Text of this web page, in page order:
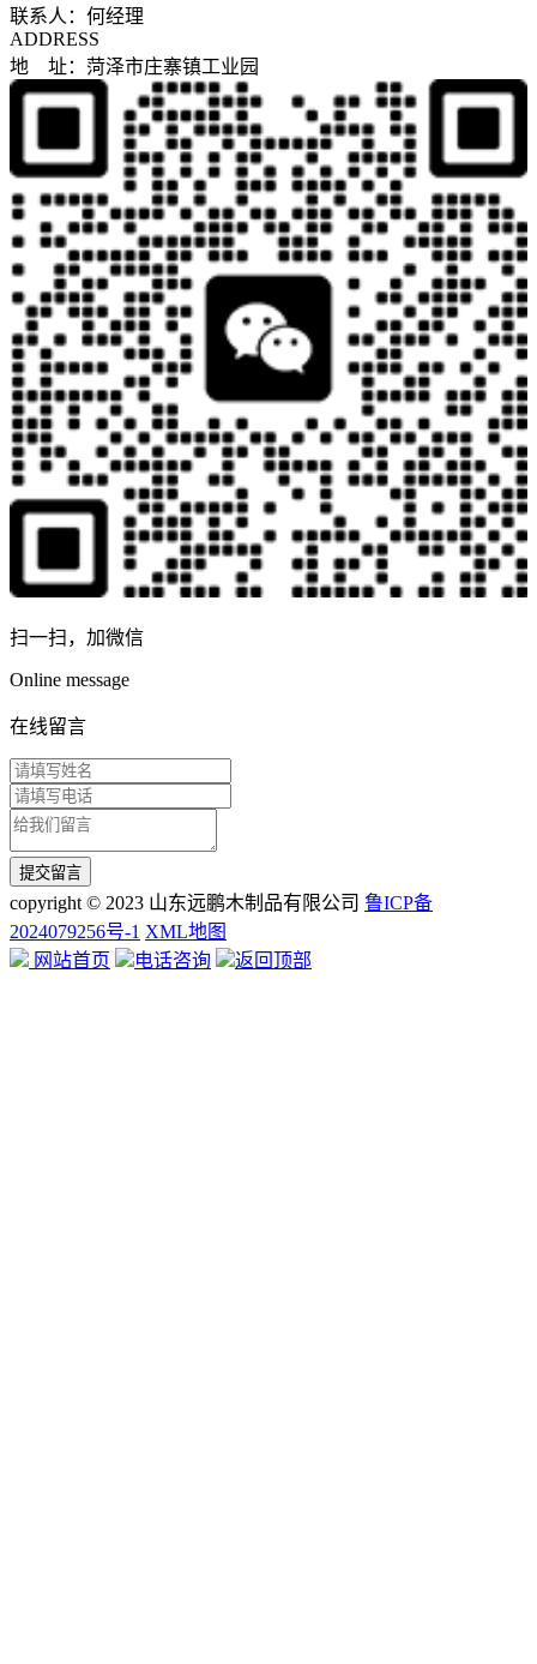
联系人：何经理
ADDRESS
地 址：菏泽市庄寨镇工业园
扫一扫，加微信
Online message
在线留言
copyright © 2023 山东远鹏木制品有限公司 鲁ICP备
2024079256号-1 XML地图
网站首页
电话咨询 返回顶部